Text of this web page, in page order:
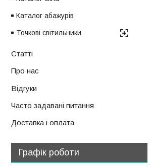
Каталог абажурів
Точкові світильники
Статті
Про нас
Відгуки
Часто задавані питання
Доставка і оплата
Графік роботи